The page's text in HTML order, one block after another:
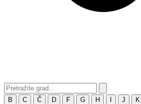
B C Č D F G H J K